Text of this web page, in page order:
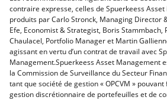
contraire expresse, celles de Spuerkeess
produits par Carlo Stronck, Managing Director
Efe, Economist & Strategist, Boris Stammbach,
Chaulacel, Portfolio Manager et Martin
agissant en vertu d’un contrat de travail avec
Management.Spuerkeess Asset Management
la Commission de Surveillance du Secteur
tant que société de gestion « OPCVM »
gestion discrétionnaire de portefeuilles et de